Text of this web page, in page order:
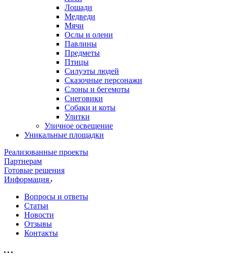
Лошади
Медведи
Мячи
Ослы и олени
Павлины
Предметы
Птицы
Силуэты людей
Сказочные персонажи
Слоны и бегемоты
Снеговики
Собаки и коты
Улитки
Уличное освещение
Уникальные площадки
Реализованные проекты
Партнерам
Готовые решения
Информация
Вопросы и ответы
Статьи
Новости
Отзывы
Контакты